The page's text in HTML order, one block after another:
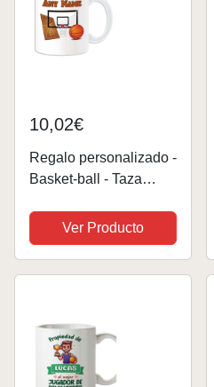
10,02€
Regalo personalizado -
Basket-ball - Taza
blanco), diseño con
mensaje único en tu
taza - NBA - Panel
Ver Producto